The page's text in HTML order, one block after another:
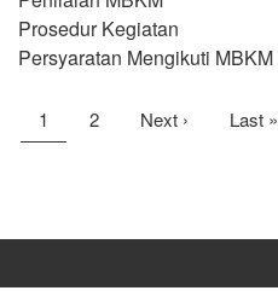
Prosedur Kegiatan
Persyaratan Mengikuti MBKM
Pagination
Current
page
1 Page
2 Next
Next › Last
Last »